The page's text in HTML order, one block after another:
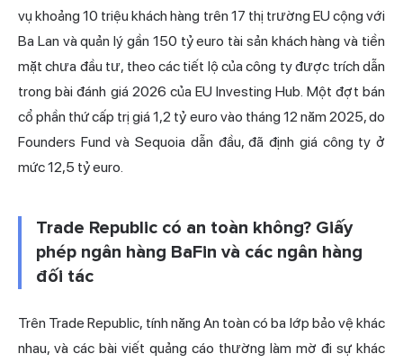
vụ khoảng 10 triệu khách hàng trên 17 thị trường EU cộng với
Ba Lan và quản lý gần 150 tỷ euro tài sản khách hàng và tiền
mặt chưa đầu tư, theo các tiết lộ của công ty được trích dẫn
trong bài đánh giá 2026 của EU Investing Hub. Một đợt bán
cổ phần thứ cấp trị giá 1,2 tỷ euro vào tháng 12 năm 2025, do
Founders Fund và Sequoia dẫn đầu, đã định giá công ty ở
mức 12,5 tỷ euro.
Trade Republic có an toàn không? Giấy
phép ngân hàng BaFin và các ngân hàng
đối tác
Trên Trade Republic, tính năng An toàn có ba lớp bảo vệ khác
nhau, và các bài viết quảng cáo thường làm mờ đi sự khác